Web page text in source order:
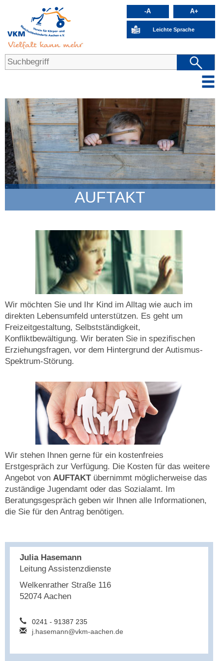
-A A+
Leichte Sprache
AUFTAKT
Wir möchten Sie und Ihr Kind im Alltag wie auch im
direkten Lebensumfeld unterstützen. Es geht um
Freizeitgestaltung, Selbstständigkeit,
Konfliktbewältigung. Wir beraten Sie in spezifischen
Erziehungsfragen, vor dem Hintergrund der Autismus-
Spektrum-Störung.
Wir stehen Ihnen gerne für ein kostenfreies
Erstgespräch zur Verfügung. Die Kosten für das weitere
Angebot von AUFTAKT übernimmt möglicherweise das
zuständige Jugendamt oder das Sozialamt. Im
Beratungsgespräch geben wir Ihnen alle Informationen,
die Sie für den Antrag benötigen.
Julia Hasemann
Leitung Assistenzdienste
Welkenrather Straße 116
52074 Aachen
0241 - 91387 235
j.hasemann@vkm-aachen.de